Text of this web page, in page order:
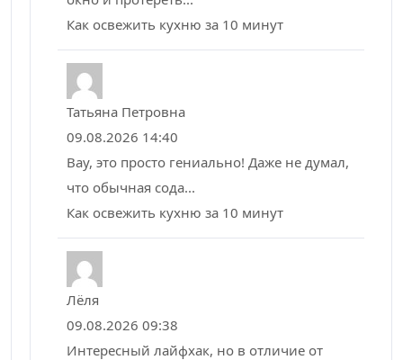
Как освежить кухню за 10 минут
Татьяна Петровна
09.08.2026 14:40
Вау, это просто гениально! Даже не думал,
что обычная сода...
Как освежить кухню за 10 минут
Лёля
09.08.2026 09:38
Интересный лайфхак, но в отличие от